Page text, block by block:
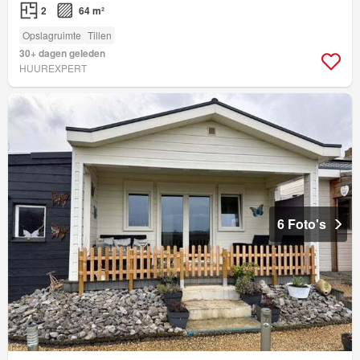
2 64 m²
Opslagruimte Tillen
30+ dagen geleden
HUUREXPERT
6 Foto's